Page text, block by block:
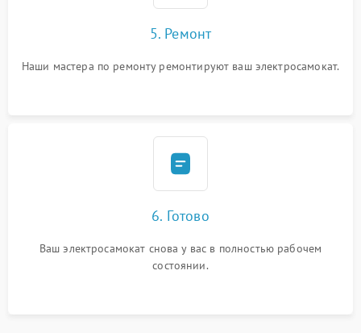
5. Ремонт
Наши мастера по ремонту ремонтируют ваш электросамокат.
6. Готово
Ваш электросамокат снова у вас в полностью рабочем
состоянии.